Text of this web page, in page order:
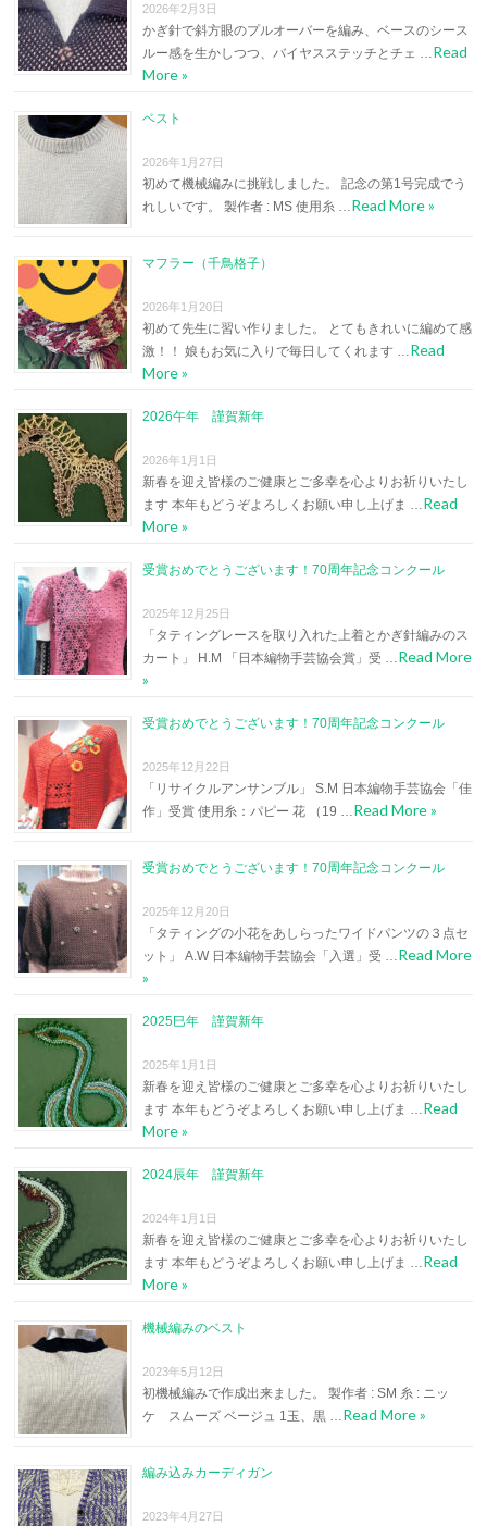
2026年2月3日
かぎ針で斜方眼のプルオーバーを編み、ベースのシース
ルー感を生かしつつ、バイヤスステッチとチェ … Read
More »
ベスト
2026年1月27日
初めて機械編みに挑戦しました。 記念の第1号完成でう
れしいです。 製作者 : MS 使用糸 … Read More »
マフラー（千鳥格子）
2026年1月20日
初めて先生に習い作りました。 とてもきれいに編めて感
激！！ 娘もお気に入りで毎日してくれます … Read
More »
2026午年 謹賀新年
2026年1月1日
新春を迎え皆様のご健康とご多幸を心よりお祈りいたし
ます 本年もどうぞよろしくお願い申し上げま … Read
More »
受賞おめでとうございます！70周年記念コンクール
2025年12月25日
「タティングレースを取り入れた上着とかぎ針編みのス
カート」 H.M 「日本編物手芸協会賞」受 … Read More
»
受賞おめでとうございます！70周年記念コンクール
2025年12月22日
「リサイクルアンサンブル」 S.M 日本編物手芸協会「佳
作」受賞 使用糸：パピー 花 （19 … Read More »
受賞おめでとうございます！70周年記念コンクール
2025年12月20日
「タティングの小花をあしらったワイドパンツの３点セ
ット」 A.W 日本編物手芸協会「入選」受 … Read More
»
2025巳年 謹賀新年
2025年1月1日
新春を迎え皆様のご健康とご多幸を心よりお祈りいたし
ます 本年もどうぞよろしくお願い申し上げま … Read
More »
2024辰年 謹賀新年
2024年1月1日
新春を迎え皆様のご健康とご多幸を心よりお祈りいたし
ます 本年もどうぞよろしくお願い申し上げま … Read
More »
機械編みのベスト
2023年5月12日
初機械編みで作成出来ました。 製作者 : SM 糸 : ニッ
ケ スムーズ ベージュ 1玉、黒 … Read More »
編み込みカーディガン
2023年4月27日